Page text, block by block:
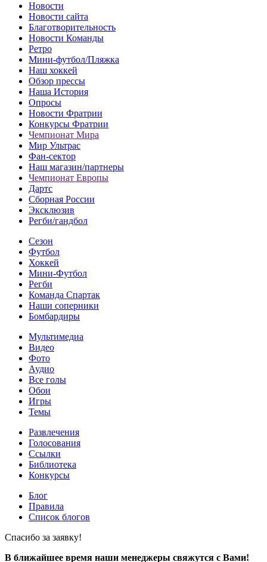
Новости
Новости сайта
Благотворительность
Новости Команды
Ретро
Мини-футбол/Пляжка
Наш хоккей
Обзор прессы
Наша История
Опросы
Новости Фратрии
Конкурсы Фратрии
Чемпионат Мира
Мир Ультрас
Фан-cектор
Наш магазин/партнеры
Чемпионат Европы
Дартс
Сборная России
Эксклюзив
Регби/гандбол
Сезон
Футбол
Хоккей
Мини-Футбол
Регби
Команда Спартак
Наши соперники
Бомбардиры
Мультимедиа
Видео
Фото
Аудио
Все голы
Обои
Игры
Темы
Развлечения
Голосования
Ссылки
Библиотека
Конкурсы
Блог
Правила
Список блогов
Спасибо за заявку!
В ближайшее время наши менеджеры свяжутся с Вами!